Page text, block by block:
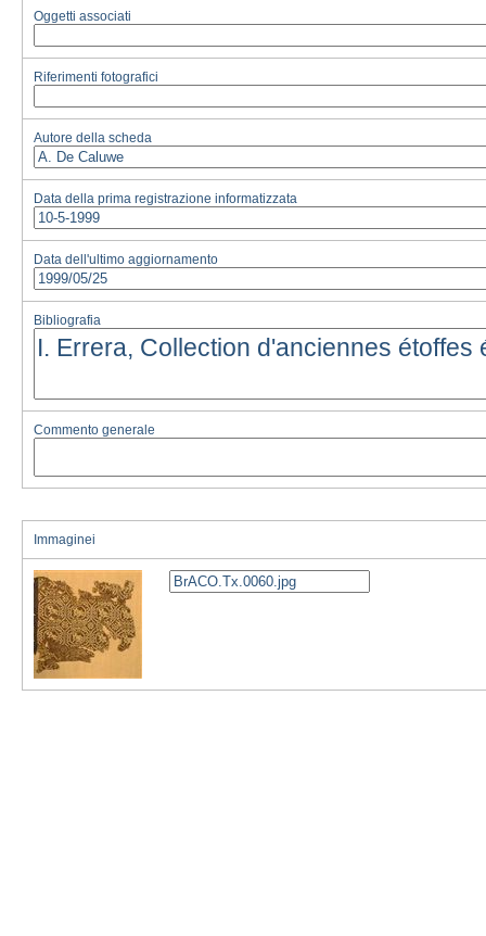
Oggetti associati
Riferimenti fotografici
Autore della scheda
Data della prima registrazione informatizzata
Data dell'ultimo aggiornamento
Bibliografia
Commento generale
Immaginei